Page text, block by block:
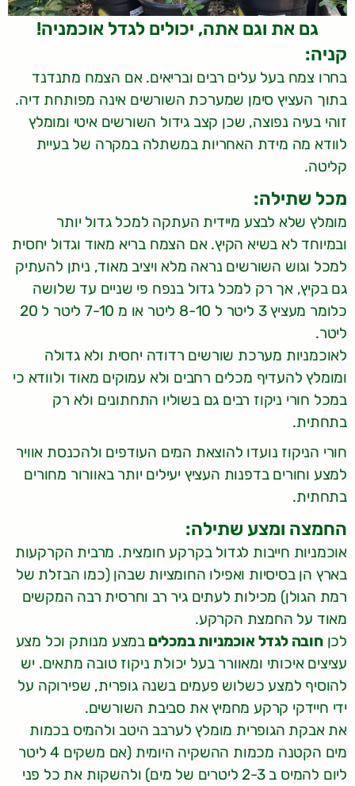
גם את וגם אתה, יכולים לגדל אוכמניה!
קניה:
בחרו צמח בעל עלים רבים ובריאים. אם הצמח מתנדנד
בתוך העציץ סימן שמערכת השורשים אינה מפותחת דיה.
זוהי בעיה נפוצה, שכן קצב גידול השורשים איטי ומומלץ
לוודא מה מידת האחריות במשתלה במקרה של בעיית
קליטה.
מכל שתילה:
מומלץ שלא לבצע מיידית העתקה למכל גדול יותר
ובמיוחד לא בשיא הקיץ. אם הצמח בריא מאוד וגדול יחסית
למכל וגוש השורשים נראה מלא ויציב מאוד, ניתן להעתיק
גם בקיץ, אך רק למכל גדול בנפח פי שניים עד שלושה
כלומר מעציץ 3 ליטר ל 8-10 ליטר או מ 7-10 ליטר ל 20
ליטר.
לאוכמניות מערכת שורשים רדודה יחסית ולא גדולה
ומומלץ להעדיף מכלים רחבים ולא עמוקים מאוד ולוודא כי
במכל חורי ניקוז רבים גם בשוליו התחתונים ולא רק
בתחתית.
חורי הניקוז נועדו להוצאת המים העודפים ולהכנסת אוויר
למצע וחורים בדפנות העציץ יעילים יותר באוורור מחורים
בתחתית.
החמצה ומצע שתילה:
אוכמניות חייבות לגדול בקרקע חומצית. מרבית הקרקעות
בארץ הן בסיסיות ואפילו החומציות שבהן (כמו הבזלת של
רמת הגולן) מכילות לעתים גיר רב וחרסית רבה המקשים
מאוד על החמצת הקרקע.
לכןחובה לגדל אוכמניות במכליםבמצע מנותק וכל מצע
עציצים איכותי ומאוורר בעל יכולת ניקוז טובה מתאים. יש
להוסיף למצע כשלוש פעמים בשנה גופרית, שפירוקה על
ידי חיידקי קרקע מחמיץ את סביבת השורשים.
את אבקת הגופרית מומלץ לערבב היטב ולהמיס בכמות
מים הקטנה מכמות ההשקיה היומית (אם משקים 4 ליטר
ליום להמיס ב 2-3 ליטרים של מים) ולהשקות את כל פני